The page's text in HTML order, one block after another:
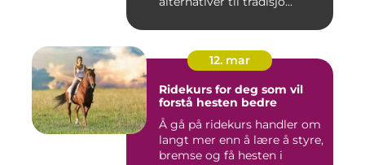
12. mar
Ridekurs for deg som vil
forstå hesten bedre
Å gå på ridekurs handler om
langt mer enn å lære å styre,
bremse og få hesten i